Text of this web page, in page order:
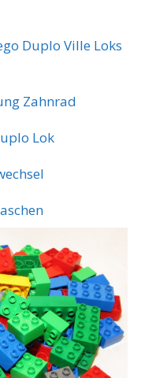
Duplo Ville Loks
Zahnrad
Lok